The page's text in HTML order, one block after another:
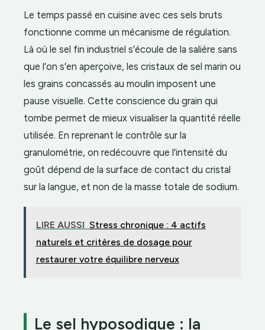
Le temps passé en cuisine avec ces sels bruts
fonctionne comme un mécanisme de régulation.
Là où le sel fin industriel s’écoule de la salière sans
que l’on s’en aperçoive, les cristaux de sel marin ou
les grains concassés au moulin imposent une
pause visuelle. Cette conscience du grain qui
tombe permet de mieux visualiser la quantité réelle
utilisée. En reprenant le contrôle sur la
granulométrie, on redécouvre que l’intensité du
goût dépend de la surface de contact du cristal
sur la langue, et non de la masse totale de sodium.
LIRE AUSSI Stress chronique : 4 actifs
naturels et critères de dosage pour
restaurer votre équilibre nerveux
Le sel hyposodique : la